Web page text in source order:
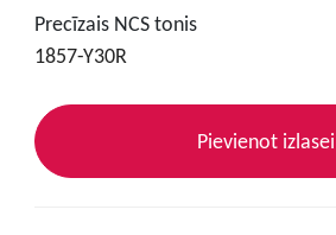
Precīzais NCS tonis
1857-Y30R
Pievienot izlasei